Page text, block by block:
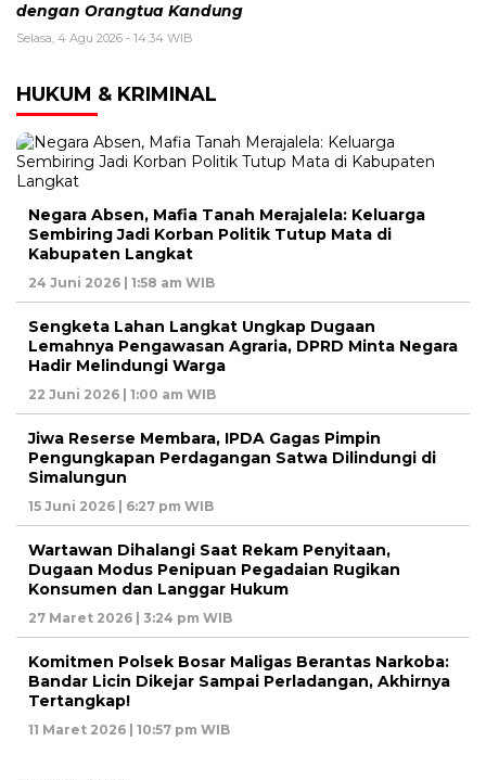
dengan Orangtua Kandung
Selasa, 4 Agu 2026 - 14:34 WIB
HUKUM & KRIMINAL
Negara Absen, Mafia Tanah Merajalela: Keluarga
Sembiring Jadi Korban Politik Tutup Mata di
Kabupaten Langkat
24 Juni 2026 | 1:58 am WIB
Sengketa Lahan Langkat Ungkap Dugaan
Lemahnya Pengawasan Agraria, DPRD Minta Negara
Hadir Melindungi Warga
22 Juni 2026 | 1:00 am WIB
Jiwa Reserse Membara, IPDA Gagas Pimpin
Pengungkapan Perdagangan Satwa Dilindungi di
Simalungun
15 Juni 2026 | 6:27 pm WIB
Wartawan Dihalangi Saat Rekam Penyitaan,
Dugaan Modus Penipuan Pegadaian Rugikan
Konsumen dan Langgar Hukum
27 Maret 2026 | 3:24 pm WIB
Komitmen Polsek Bosar Maligas Berantas Narkoba:
Bandar Licin Dikejar Sampai Perladangan, Akhirnya
Tertangkap!
11 Maret 2026 | 10:57 pm WIB